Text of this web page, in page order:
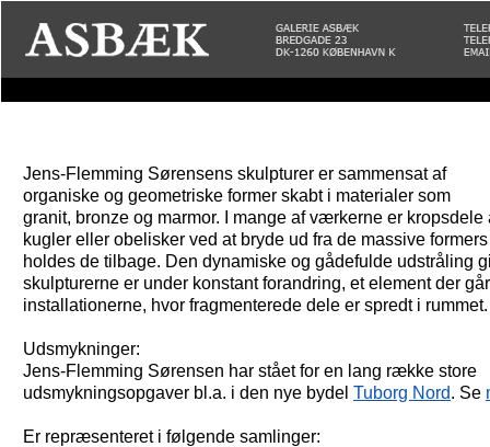
Jens-Flemming Sørensens skulpturer er sammensat af
organiske og geometriske former skabt i materialer som
granit, bronze og marmor. I mange af værkerne er kropsdele
kugler eller obelisker ved at bryde ud fra de massive
holdes de tilbage. Den dynamiske og gådefulde udstråling
skulpturerne er under konstant forandring, et element der
installationerne, hvor fragmenterede dele er spredt i rummet.
Udsmykninger:
Jens-Flemming Sørensen har stået for en lang række store
udsmykningsopgaver bl.a. i den nye bydel Tuborg Nord. Se
Er repræsenteret i følgende samlinger: